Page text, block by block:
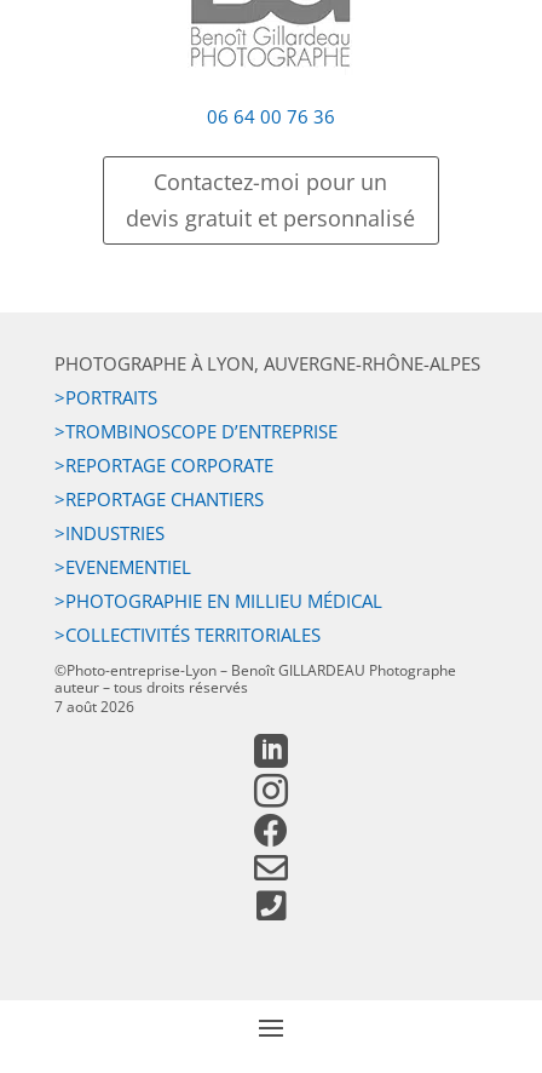
06 64 00 76 36
Contactez-moi pour un
devis gratuit et personnalisé
PHOTOGRAPHE À LYON, AUVERGNE-RHÔNE-ALPES
>PORTRAITS
>TROMBINOSCOPE D’ENTREPRISE
>REPORTAGE CORPORATE
>REPORTAGE CHANTIERS
>INDUSTRIES
>EVENEMENTIEL
>PHOTOGRAPHIE EN MILLIEU MÉDICAL
>COLLECTIVITÉS TERRITORIALES
©Photo-entreprise-Lyon – Benoît GILLARDEAU Photographe
auteur – tous droits réservés
7 août 2026




